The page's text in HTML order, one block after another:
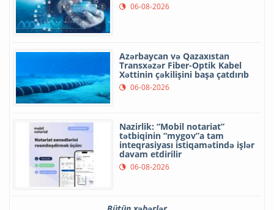
06-08-2026
Azərbaycan və Qazaxıstan
Transxəzər Fiber-Optik Kabel
Xəttinin çəkilişini başa çatdırıb
06-08-2026
Nazirlik: “Mobil notariat”
tətbiqinin “mygov”a tam
inteqrasiyası istiqamətində işlər
davam etdirilir
06-08-2026